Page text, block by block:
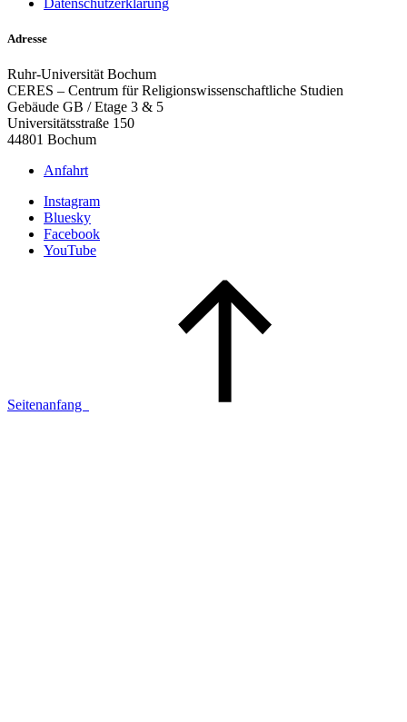
Datenschutzerklärung
Adresse
Ruhr-Universität Bochum
CERES – Centrum für Religionswissenschaftliche Studien
Gebäude GB / Etage 3 & 5
Universitätsstraße 150
44801 Bochum
Anfahrt
Instagram
Bluesky
Facebook
YouTube
Seitenanfang